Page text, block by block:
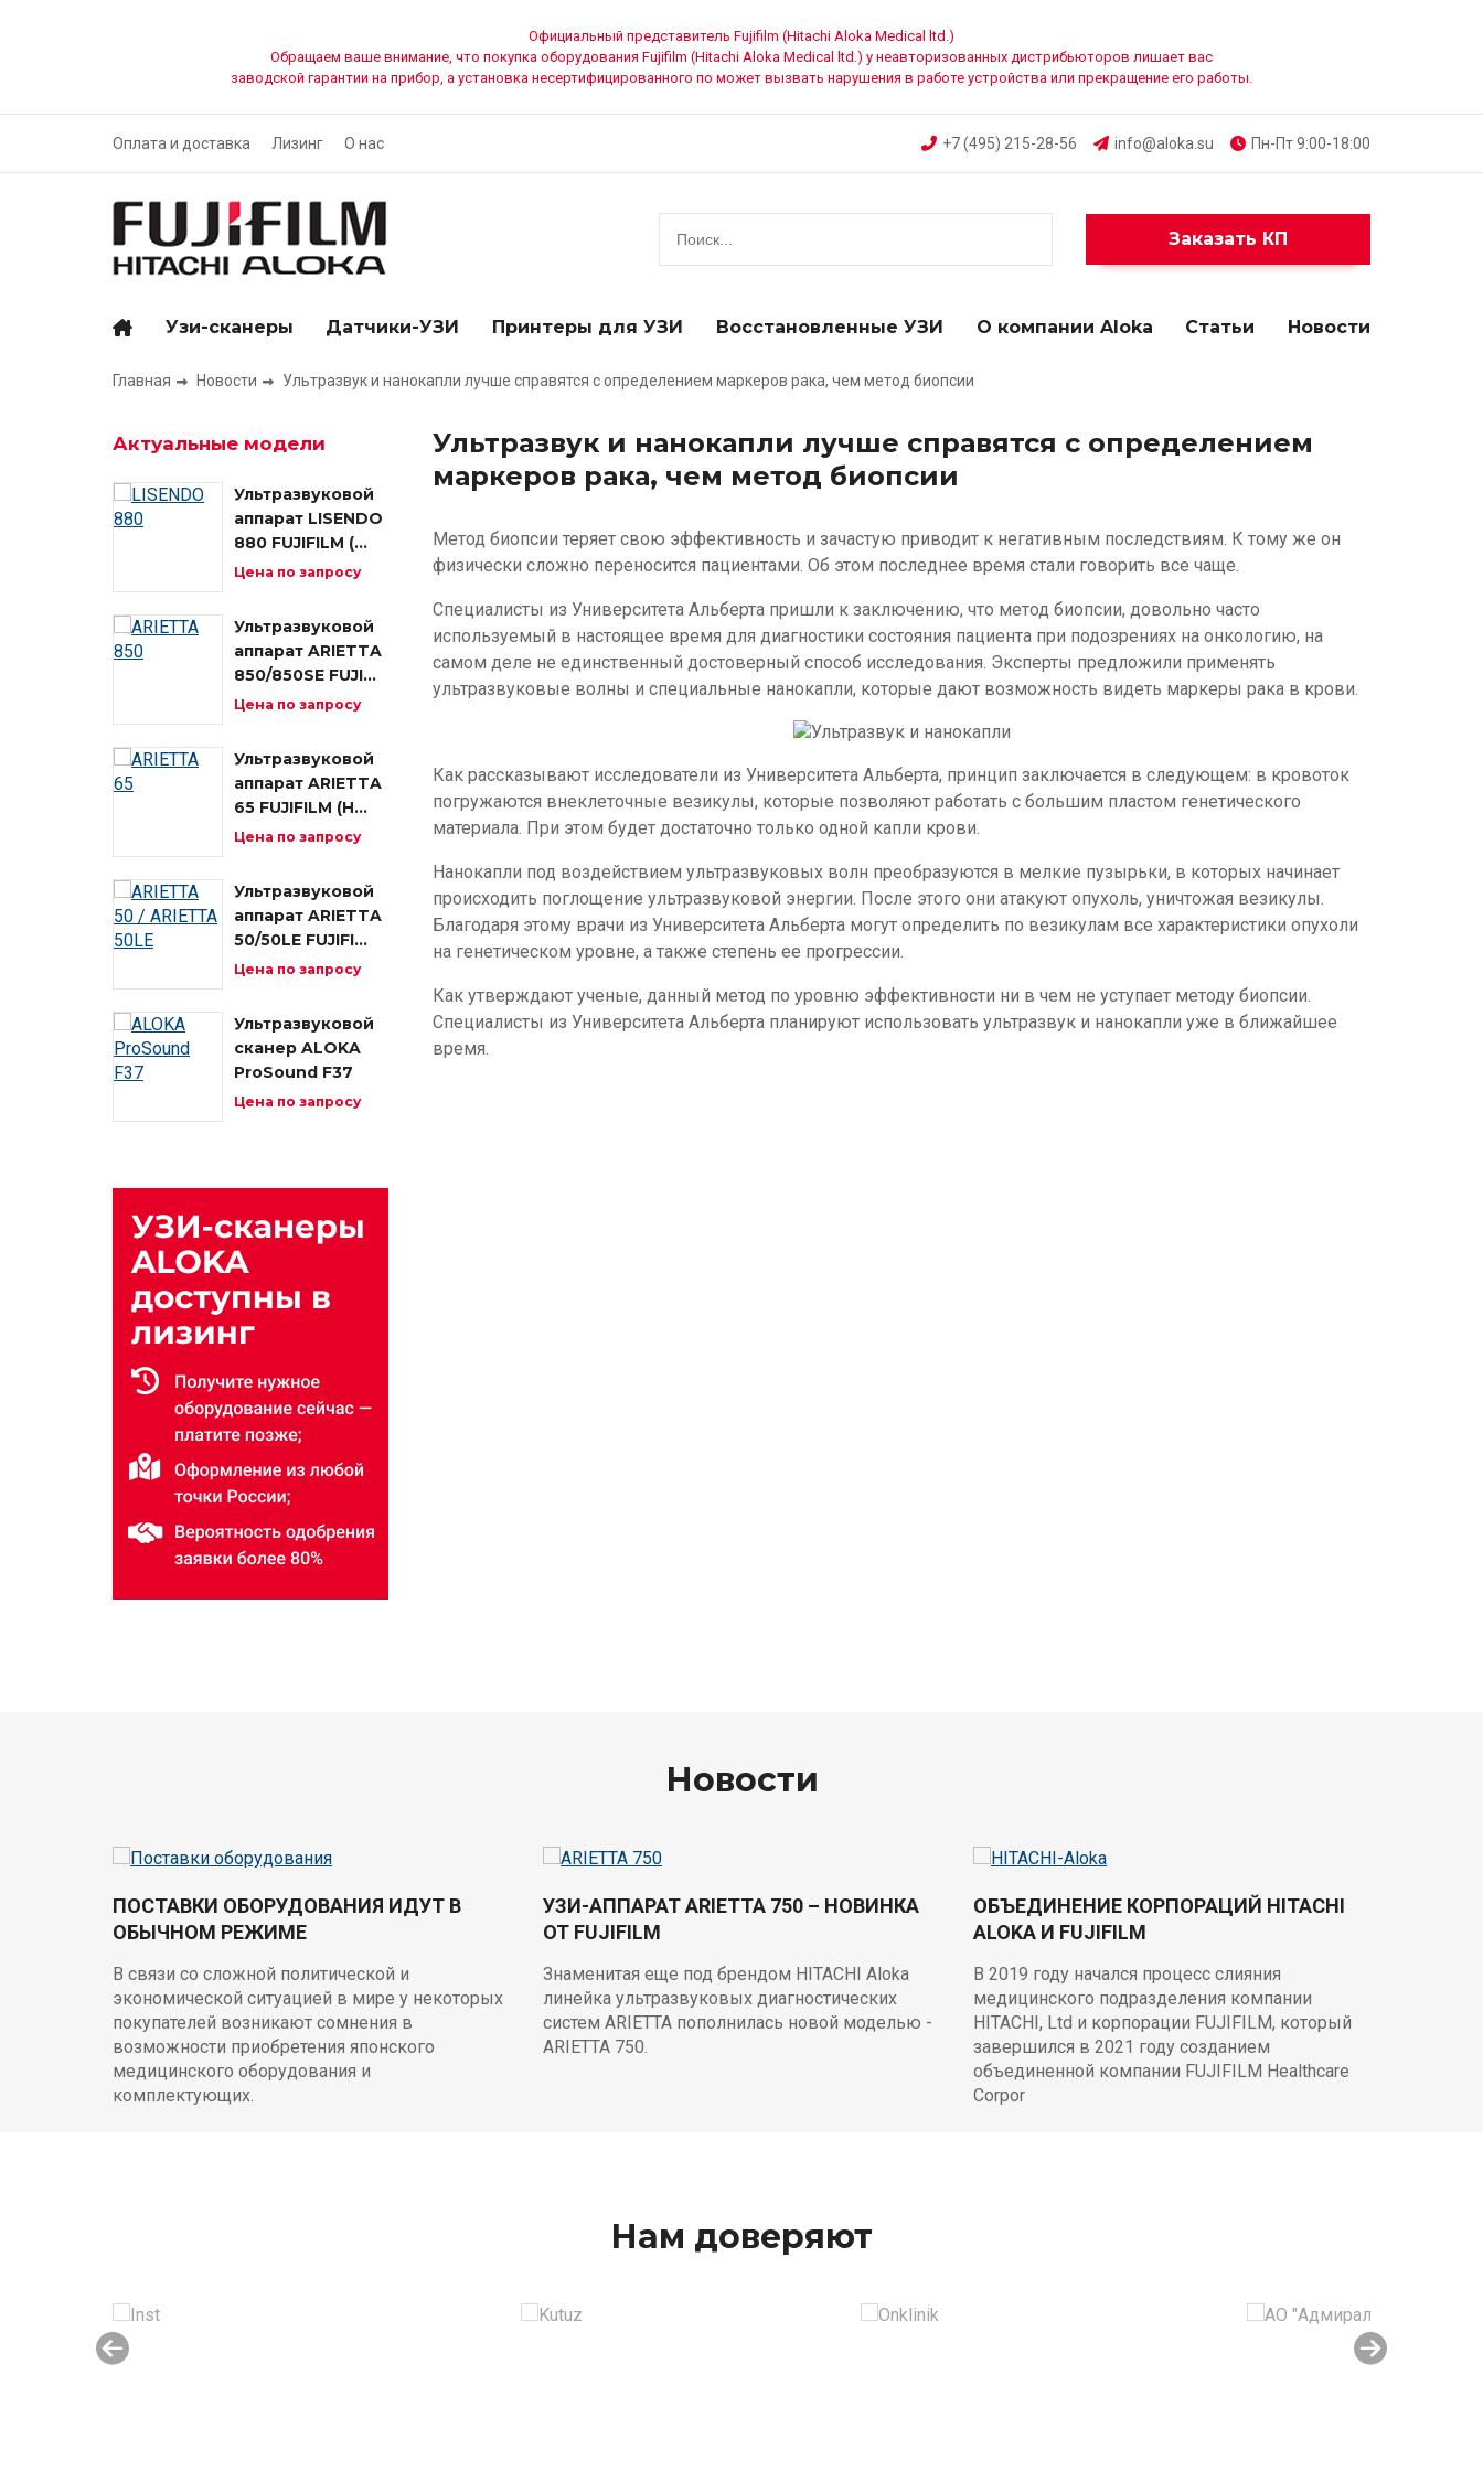
Официальный представитель Fujifilm (Hitachi Aloka Medical ltd.)
Обращаем ваше внимание, что покупка оборудования Fujifilm (Hitachi Aloka Medical ltd.) у неавторизованных дистрибьюторов лишает вас
заводской гарантии на прибор, а установка несертифицированного по может вызвать нарушения в работе устройства или прекращение его работы.
TL-
menu
Оплата и доставка Лизинг О нас +7 (495) 215-28-56 info@aloka.su Пн-Пт 9:00-18:00
Заказать КП
навигация
Узи-сканеры Датчики-УЗИ Принтеры для УЗИ Восстановленные УЗИ О компании Aloka Статьи Новости
навигации
Главная Новости Ультразвук и нанокапли лучше справятся с определением маркеров рака, чем метод биопсии
Актуальные модели
Ультразвуковой
аппарат LISENDO
880 FUJIFILM (…
Цена по запросу
Ультразвуковой
аппарат ARIETTA
850/850SE FUJI…
Цена по запросу
Ультразвуковой
аппарат ARIETTA
65 FUJIFILM (H…
Цена по запросу
Ультразвуковой
аппарат ARIETTA
50/50LE FUJIFI…
Цена по запросу
Ультразвуковой
сканер ALOKA
ProSound F37
Цена по запросу
Ультразвук и нанокапли лучше справятся с определением
маркеров рака, чем метод биопсии
Метод биопсии теряет свою эффективность и зачастую приводит к негативным последствиям. К тому же он
физически сложно переносится пациентами. Об этом последнее время стали говорить все чаще.
Специалисты из Университета Альберта пришли к заключению, что метод биопсии, довольно часто
используемый в настоящее время для диагностики состояния пациента при подозрениях на онкологию, на
самом деле не единственный достоверный способ исследования. Эксперты предложили применять
ультразвуковые волны и специальные нанокапли, которые дают возможность видеть маркеры рака в крови.
Как рассказывают исследователи из Университета Альберта, принцип заключается в следующем: в кровоток
погружаются внеклеточные везикулы, которые позволяют работать с большим пластом генетического
материала. При этом будет достаточно только одной капли крови.
Нанокапли под воздействием ультразвуковых волн преобразуются в мелкие пузырьки, в которых начинает
происходить поглощение ультразвуковой энергии. После этого они атакуют опухоль, уничтожая везикулы.
Благодаря этому врачи из Университета Альберта могут определить по везикулам все характеристики опухоли
на генетическом уровне, а также степень ее прогрессии.
Как утверждают ученые, данный метод по уровню эффективности ни в чем не уступает методу биопсии.
Специалисты из Университета Альберта планируют использовать ультразвук и нанокапли уже в ближайшее
время.
Новости
ПОСТАВКИ ОБОРУДОВАНИЯ ИДУТ В
ОБЫЧНОМ РЕЖИМЕ
В связи со сложной политической и
экономической ситуацией в мире у некоторых
покупателей возникают сомнения в
возможности приобретения японского
медицинского оборудования и
комплектующих.
УЗИ-АППАРАТ ARIETTA 750 – НОВИНКА
ОТ FUJIFILM
Знаменитая еще под брендом HITACHI Aloka
линейка ультразвуковых диагностических
систем ARIETTA пополнилась новой моделью -
ARIETTA 750.
ОБЪЕДИНЕНИЕ КОРПОРАЦИЙ HITACHI
ALOKA И FUJIFILM
В 2019 году начался процесс слияния
медицинского подразделения компании
HITACHI, Ltd и корпорации FUJIFILM, который
завершился в 2021 году созданием
объединенной компании FUJIFILM Healthcare
Corpor
Нам доверяют